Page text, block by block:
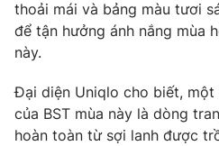
Video
VTV Sức khoẻ
thoải mái và bảng màu tươi
để tận hưởng ánh nắng mùa
này.
Đại diện Uniqlo cho biết,
của BST mùa này là dòng
hoàn toàn từ sợi lanh được